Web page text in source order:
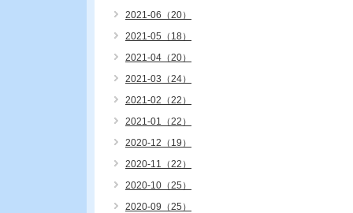
2021-06（20）
2021-05（18）
2021-04（20）
2021-03（24）
2021-02（22）
2021-01（22）
2020-12（19）
2020-11（22）
2020-10（25）
2020-09（25）